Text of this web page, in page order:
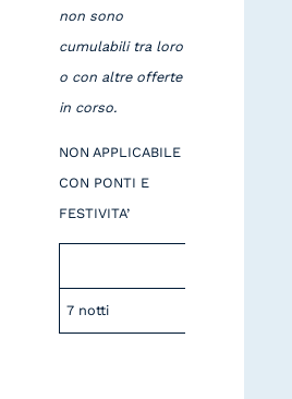
non sono
cumulabili tra loro
o con altre offerte
in corso.
NON APPLICABILE
CON PONTI E
FESTIVITA’
7 notti